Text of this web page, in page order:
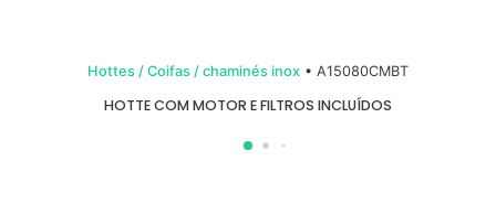
Hottes / Coifas / chaminés inox • A15080CMBT
HOTTE COM MOTOR E FILTROS INCLUÍDOS